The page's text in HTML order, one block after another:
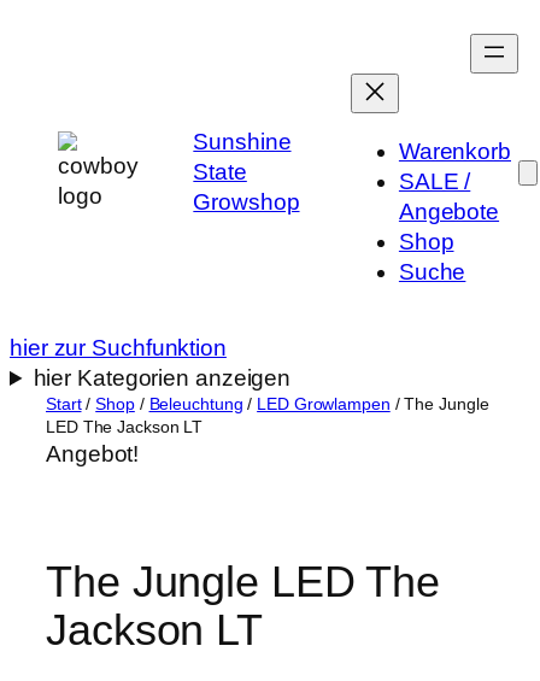
Sunshine
State
Growshop
Warenkorb
SALE /
Angebote
Shop
Suche
hier zur Suchfunktion
hier Kategorien anzeigen
Start/Shop/ Beleuchtung / LED Growlampen / The Jungle
LED The Jackson LT
Angebot!
The Jungle LED The
Jackson LT